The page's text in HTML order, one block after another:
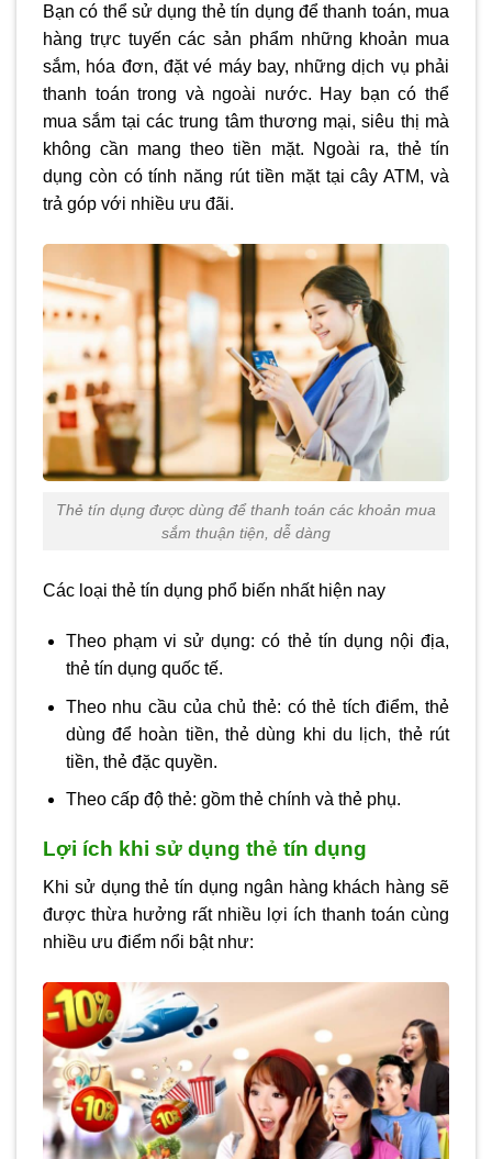
Bạn có thể sử dụng thẻ tín dụng để thanh toán, mua
hàng trực tuyến các sản phẩm những khoản mua
sắm, hóa đơn, đặt vé máy bay, những dịch vụ phải
thanh toán trong và ngoài nước. Hay bạn có thể
mua sắm tại các trung tâm thương mại, siêu thị mà
không cần mang theo tiền mặt. Ngoài ra, thẻ tín
dụng còn có tính năng rút tiền mặt tại cây ATM, và
trả góp với nhiều ưu đãi.
Thẻ tín dụng được dùng để thanh toán các khoản mua
sắm thuận tiện, dễ dàng
Các loại thẻ tín dụng phổ biến nhất hiện nay
Theo phạm vi sử dụng: có thẻ tín dụng nội địa,
thẻ tín dụng quốc tế.
Theo nhu cầu của chủ thẻ: có thẻ tích điểm, thẻ
dùng để hoàn tiền, thẻ dùng khi du lịch, thẻ rút
tiền, thẻ đặc quyền.
Theo cấp độ thẻ: gồm thẻ chính và thẻ phụ.
Lợi ích khi sử dụng thẻ tín dụng
Khi sử dụng thẻ tín dụng ngân hàng khách hàng sẽ
được thừa hưởng rất nhiều lợi ích thanh toán cùng
nhiều ưu điểm nổi bật như: